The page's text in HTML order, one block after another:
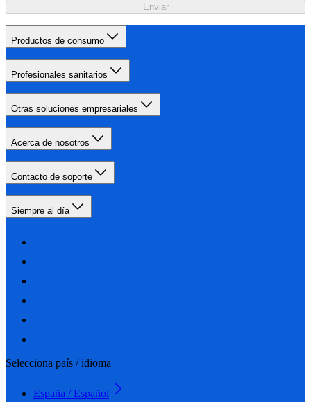
Enviar
Productos de consumo
Profesionales sanitarios
Otras soluciones empresariales
Acerca de nosotros
Contacto de soporte
Siempre al día
Selecciona país / idioma
España / Español